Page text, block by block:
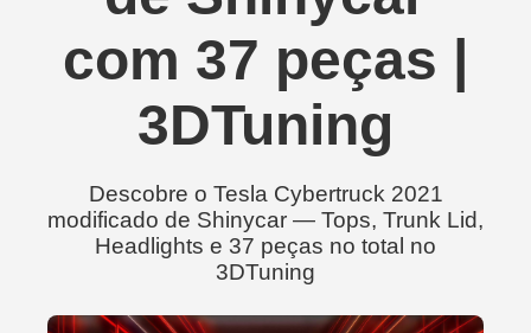
com 37 peças |
3DTuning
Descobre o Tesla Cybertruck 2021
modificado de Shinycar — Tops, Trunk Lid,
Headlights e 37 peças no total no
3DTuning